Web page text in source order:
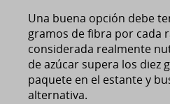
Una buena opción debe
gramos de fibra por cada
considerada realmente
de azúcar supera los diez
paquete en el estante y
alternativa.